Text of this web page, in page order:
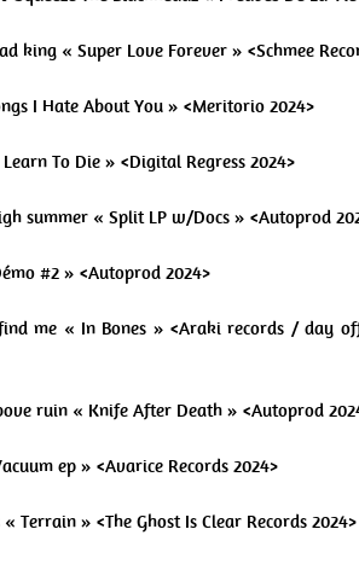
king « Super Love Forever » <Schmee
I Hate About You » <Meritorio 2024>
To Die » <Digital Regress 2024>
summer « Split LP w/Docs » <Autoprod
#2 » <Autoprod 2024>
me « In Bones » <Araki records /
ruin « Knife After Death » <Autoprod
ep » <Avarice Records 2024>
Terrain » <The Ghost Is Clear Records 2024>